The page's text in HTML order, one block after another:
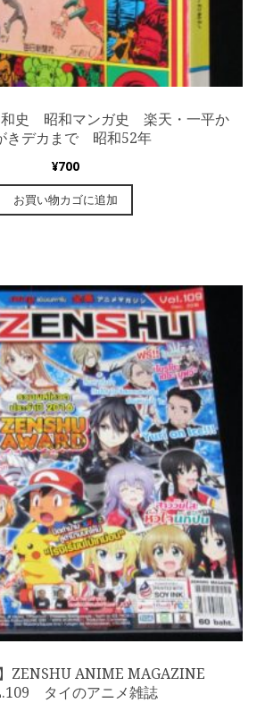
和史 昭和マンガ史 楽天・一平か
きデカまで 昭和52年
¥700
お買い物カゴに追加
】ZENSHU ANIME MAGAZINE
タイのアニメ雑誌